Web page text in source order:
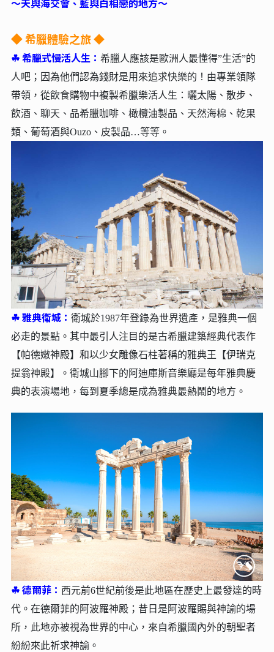
◆ 希臘體驗之旅 ◆
☘︎希臘式慢活人生： 希臘人應該是歐洲人最懂得”生活”的
人吧；因為他們認為錢財是用來追求快樂的！由專業領隊
帶領，從飲食購物中複製希臘樂活人生：曬太陽、散步、
飲酒、聊天、品希臘咖啡、橄欖油製品、天然海棉、乾果
類、葡萄酒與Ouzo、皮製品…等等。
☘︎雅典衛城： 衛城於1987年登錄為世界遺產，是雅典一個
必走的景點。其中最引人注目的是古希臘建築經典代表作
【帕德嫩神殿】和以少女雕像石柱著稱的雅典王【伊瑞克
提翁神殿】。衛城山腳下的阿迪庫斯音樂廳是每年雅典慶
典的表演場地，每到夏季總是成為雅典最熱鬧的地方。
☘︎德爾菲： 西元前6世紀前後是此地區在歷史上最發達的時
代。在德爾菲的阿波羅神殿；昔日是阿波羅賜與神諭的場
所，此地亦被視為世界的中心，來自希臘國內外的朝聖者
紛紛來此祈求神諭。